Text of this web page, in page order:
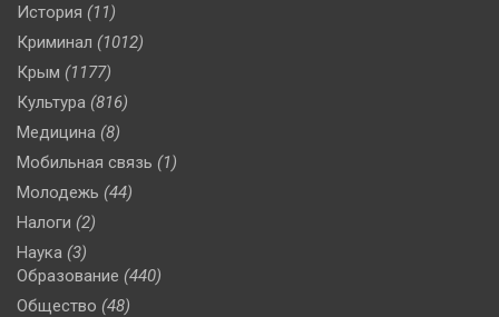
История (11)
Криминал (1012)
Крым (1177)
Культура (816)
Медицина (8)
Мобильная связь (1)
Молодежь (44)
Налоги (2)
Наука (3)
Образование (440)
Общество (48)